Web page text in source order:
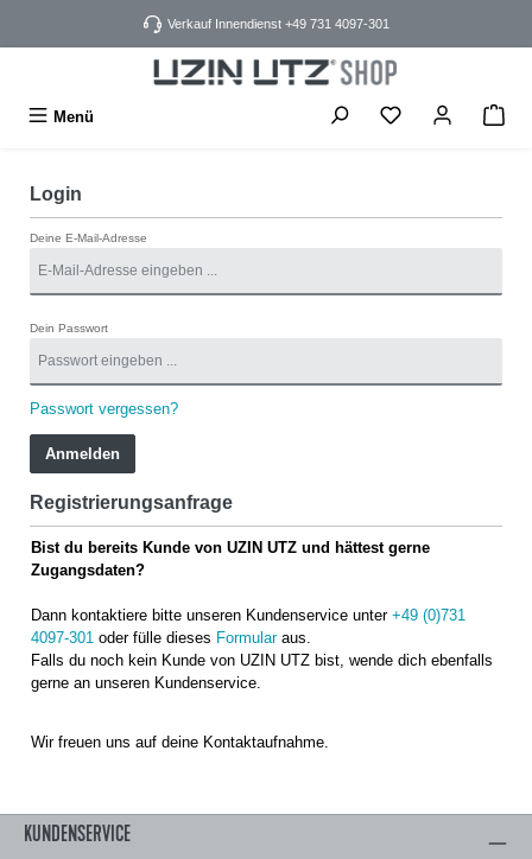
Verkauf Innendienst +49 731 4097-301
Menü
Login
Deine E-Mail-Adresse
Dein Passwort
Passwort vergessen?
Anmelden
Registrierungsanfrage
Bist du bereits Kunde von UZIN UTZ und hättest gerne
Zugangsdaten?
Dann kontaktiere bitte unseren Kundenservice unter +49 (0)731
4097-301 oder fülle dieses Formularaus.
Falls du noch kein Kunde von UZIN UTZ bist, wende dich ebenfalls
gerne an unseren Kundenservice.
Wir freuen uns auf deine Kontaktaufnahme.
KUNDENSERVICE